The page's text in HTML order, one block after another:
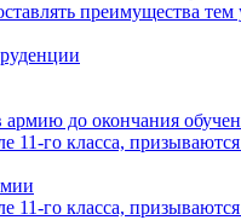
преимущества
до окончания
го класса,
го класса,